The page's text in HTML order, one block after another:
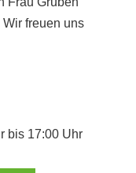
freuen uns
bis 17:00 Uhr